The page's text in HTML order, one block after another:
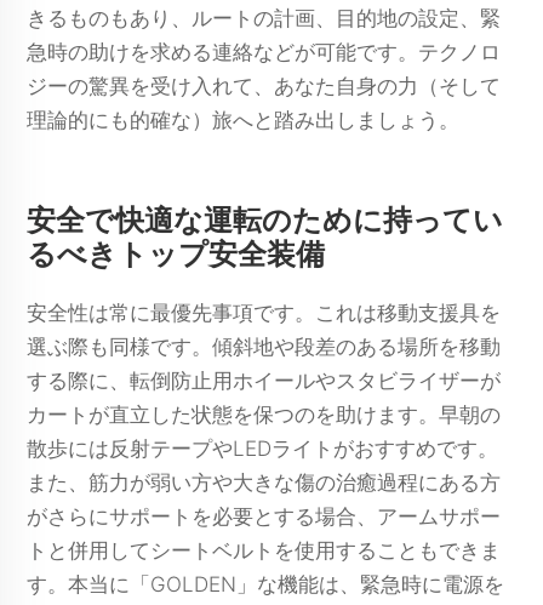
きるものもあり、ルートの計画、目的地の設定、緊
急時の助けを求める連絡などが可能です。テクノロ
ジーの驚異を受け入れて、あなた自身の力（そして
理論的にも的確な）旅へと踏み出しましょう。
安全で快適な運転のために持ってい
るべきトップ安全装備
安全性は常に最優先事項です。これは移動支援具を
選ぶ際も同様です。傾斜地や段差のある場所を移動
する際に、転倒防止用ホイールやスタビライザーが
カートが直立した状態を保つのを助けます。早朝の
散歩には反射テープやLEDライトがおすすめです。
また、筋力が弱い方や大きな傷の治癒過程にある方
がさらにサポートを必要とする場合、アームサポー
トと併用してシートベルトを使用することもできま
す。本当に「GOLDEN」な機能は、緊急時に電源を